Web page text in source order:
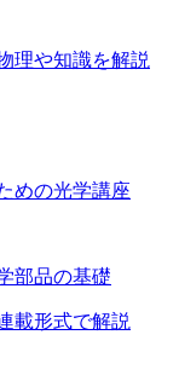
理や知識を解説
めの光学講座
部品の基礎
載形式で解説